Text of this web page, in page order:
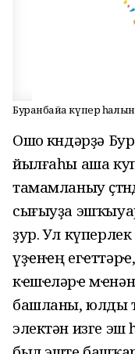
Буранбайҙа күпер
Ошо көндәрҙә
йылғаһы аша
тамамланыу
сығыуҙа
ҙур. Ул
үҙҽнҽң
кҽшҽләрҽ
башланы, юлды
электән изге